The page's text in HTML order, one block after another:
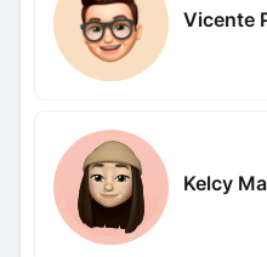
Vicente
Kelcy